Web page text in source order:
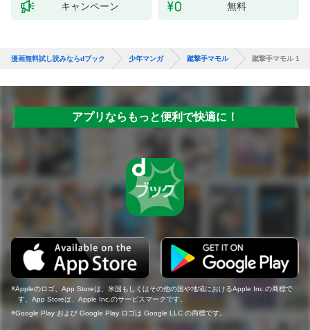
キャンペーン 無料
漫画無料試し読みならdブック 少年マンガ 蹴撃手マモル 蹴撃手マモル 1
アプリならもっと便利で快適に！
Appleのロゴ、App Storeは、米国もしくはその他の国や地域におけるApple Inc.の商標で
す。App Storeは、Apple Inc.のサービスマークです。
Google Play および Google Play ロゴは Google LLC の商標です。